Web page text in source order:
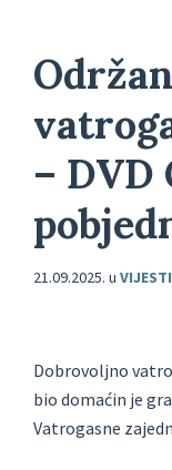
– DVD
21.09.2025. u VIJESTI
Dobrovoljno
bio domaćin je
Vatrogasne